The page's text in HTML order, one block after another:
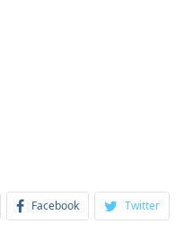
Facebook Twitter